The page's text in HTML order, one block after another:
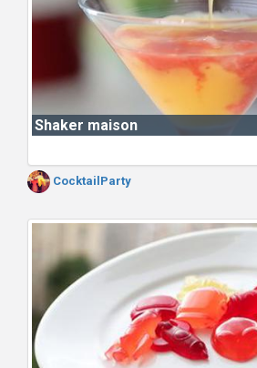
Shaker maison
CocktailParty